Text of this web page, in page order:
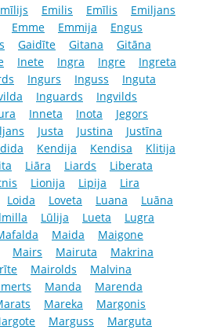
Emilis Emīlis
Emiljans
Emme Emmija
Engus
Gaidīte Gitana
Gitāna
Inete Ingra Ingre
Ingreta
Ingurs Inguss
Inguta
Inguards
Ingvilds
Inneta Inota
Jegors
Justa Justina
Justīna
Kendija Kendisa
Klitija
Liāra Liards
Liberata
Lionija Lipija
Lira
Loida Loveta Luana
Luāna
Lūlija Lueta
Lugra
Maida
Maigone
Mairs Mairuta
Makrina
Mairolds
Malvina
Manda
Marenda
Mareka
Margonis
Marguss
Marguta